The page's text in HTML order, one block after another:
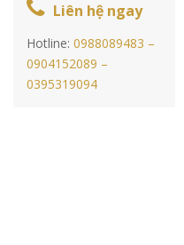
Liên hệ ngay
Hotline:0988089483 –
0904152089 –
0395319094